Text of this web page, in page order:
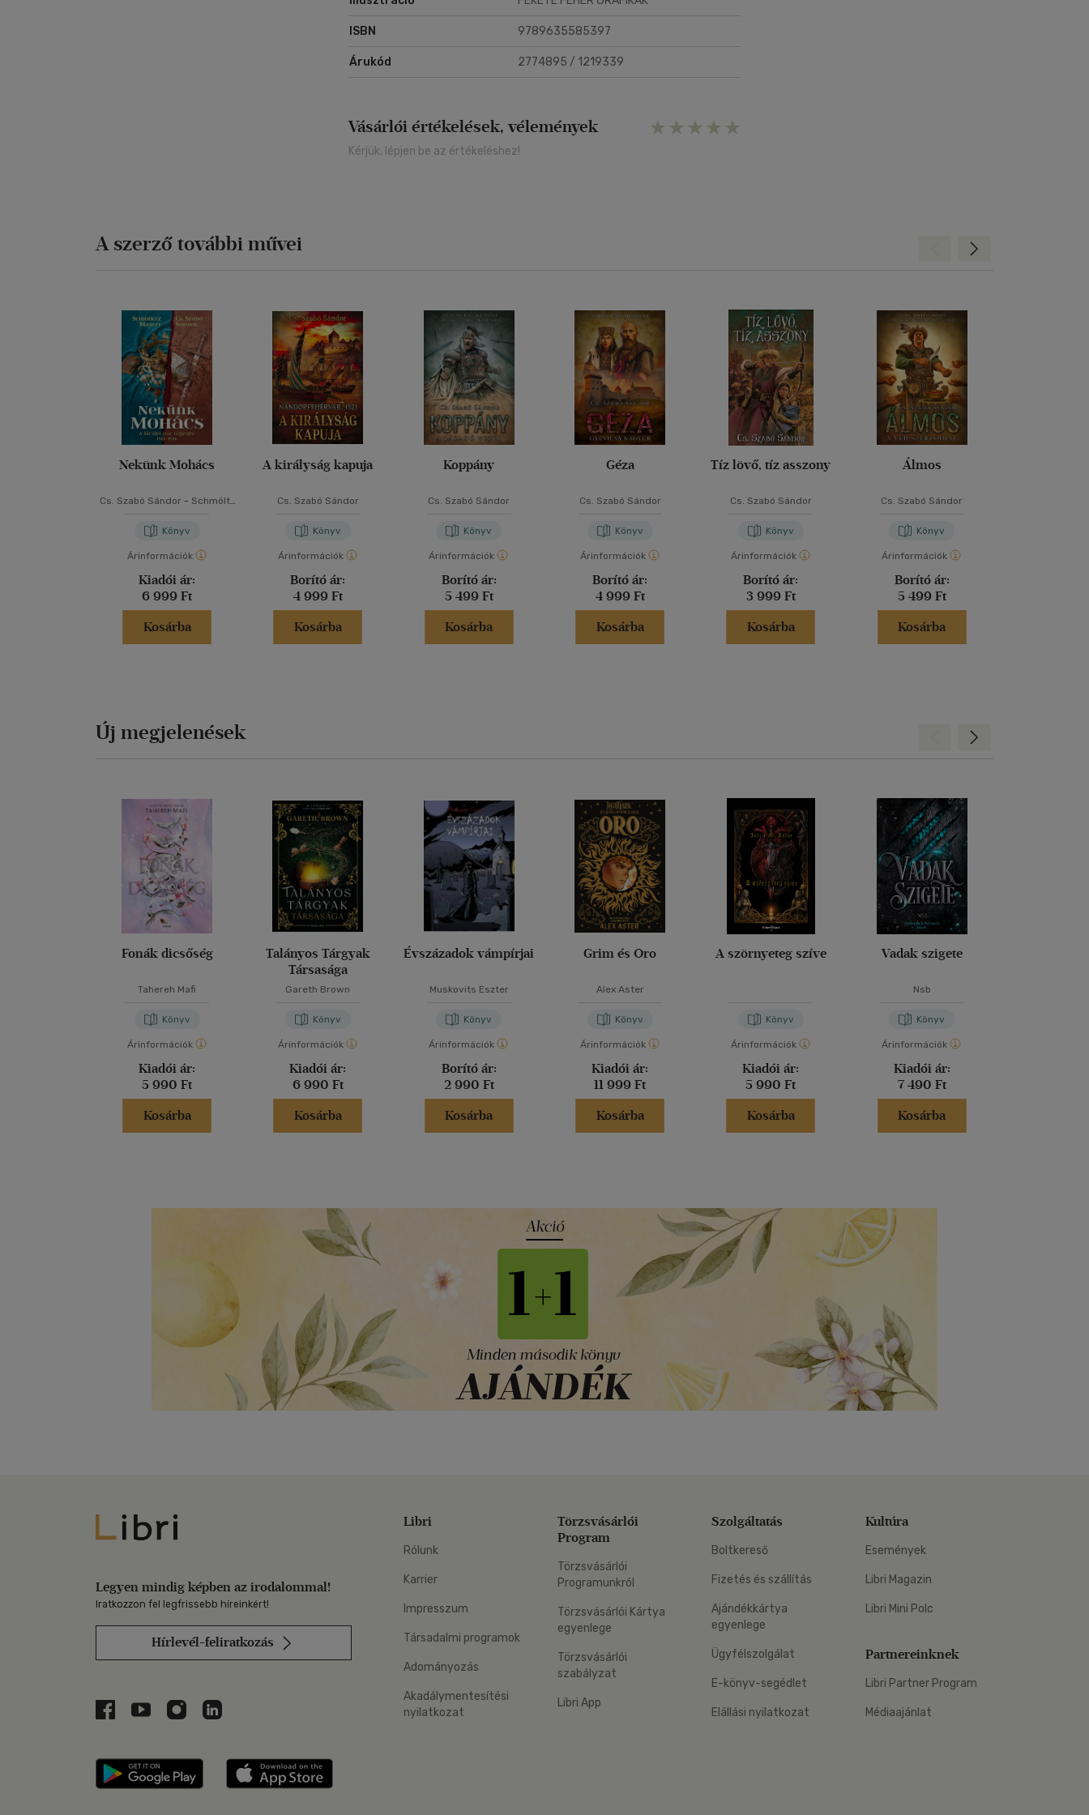
ISBN 9789635585397
Árukód 2774895 / 1219339
Vásárlói értékelések, vélemények
Kérjük, lépjen be az értékeléshez!
A szerző további művei
Nekünk Mohács
Cs. Szabó Sándor - Schmöltz
Könyv
Árinformációk
Kiadói ár:
6 999 Ft
Kosárba
A királyság kapuja
Cs. Szabó Sándor
Könyv
Árinformációk
Borító ár:
4 999 Ft
Kosárba
Koppány
Cs. Szabó Sándor
Könyv
Árinformációk
Borító ár:
5 499 Ft
Kosárba
Géza
Cs. Szabó Sándor
Könyv
Árinformációk
Borító ár:
4 999 Ft
Kosárba
Tíz lövő, tíz asszony
Cs. Szabó Sándor
Könyv
Árinformációk
Borító ár:
3 999 Ft
Kosárba
Álmos
Cs. Szabó Sándor
Könyv
Árinformációk
Borító ár:
5 499 Ft
Kosárba
Előre
Új megjelenések
Fonák dicsőség
Tahereh Mafi
Könyv
Árinformációk
Kiadói ár:
5 990 Ft
Kosárba
Talányos Tárgyak
Társasága
Gareth Brown
Könyv
Árinformációk
Kiadói ár:
6 990 Ft
Kosárba
Évszázadok vámpírjai
Muskovits Eszter
Könyv
Árinformációk
Borító ár:
2 990 Ft
Kosárba
Grim és Oro
Alex Aster
Könyv
Árinformációk
Kiadói ár:
11 999 Ft
Kosárba
A szörnyeteg szíve
Könyv
Árinformációk
Kiadói ár:
5 990 Ft
Kosárba
Vadak szigete
Nsb
Könyv
Árinformációk
Kiadói ár:
7 490 Ft
Kosárba
Előre
Libri
Legyen mindig képben az irodalommal!
Iratkozzon fel legfrissebb híreinkért!
Hírlevél-feliratkozás
Libri a Facebookon
Libri a Youtube-on
Libri az Instagramon
Libri a LinkedInen
Libri applikáció Szerezd meg: Google Play
Libri
Rólunk
Karrier
Impresszum
Társadalmi programok
Adományozás
Akadálymentesítési
nyilatkozat
Törzsvásárlói
Program
Törzsvásárlói
Programunkról
Törzsvásárlói Kártya
egyenlege
Törzsvásárlói
szabályzat
Libri App
Szolgáltatás
Boltkereső
Fizetés és szállítás
Ajándékkártya
egyenlege
Ügyfélszolgálat
E-könyv-segédlet
Elállási nyilatkozat
Kultúra
Események
Libri Magazin
Libri Mini Polc
Partnereinknek
Libri Partner Program
Médiaajánlat